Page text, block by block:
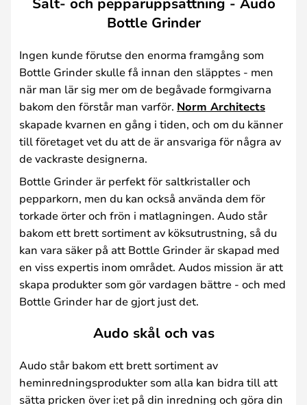
Bottle Grinder
Ingen kunde förutse den enorma framgång som
Bottle Grinder skulle få innan den släpptes - men
när man lär sig mer om de begåvade formgivarna
bakom den förstår man varför. Norm Architects
skapade kvarnen en gång i tiden, och om du känner
till företaget vet du att de är ansvariga för några av
de vackraste designerna.
Bottle Grinder är perfekt för saltkristaller och
pepparkorn, men du kan också använda dem för
torkade örter och frön i matlagningen. Audo står
bakom ett brett sortiment av köksutrustning, så du
kan vara säker på att Bottle Grinder är skapad med
en viss expertis inom området. Audos mission är att
skapa produkter som gör vardagen bättre - och med
Bottle Grinder har de gjort just det.
Audo skål och vas
Audo står bakom ett brett sortiment av
heminredningsprodukter som alla kan bidra till att
sätta pricken över i:et på din inredning och göra din